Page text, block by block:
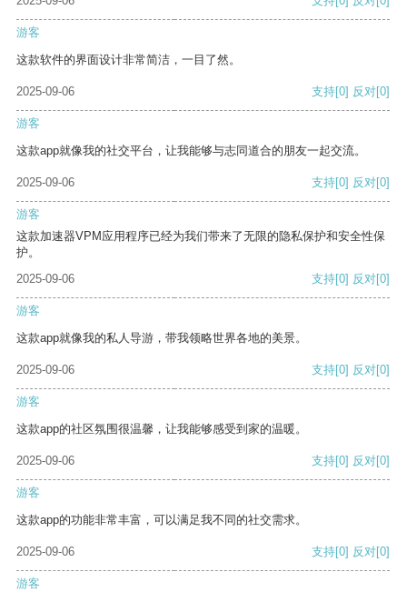
游客
这款软件的界面设计非常简洁，一目了然。
2025-09-06 支持[0] 反对[0]
游客
这款app就像我的社交平台，让我能够与志同道合的朋友一起交流。
2025-09-06 支持[0] 反对[0]
游客
这款加速器VPM应用程序已经为我们带来了无限的隐私保护和安全性保
护。
2025-09-06
支持[0] 反对[0]
游客
这款app就像我的私人导游，带我领略世界各地的美景。
2025-09-06 支持[0] 反对[0]
游客
这款app的社区氛围很温馨，让我能够感受到家的温暖。
2025-09-06 支持[0] 反对[0]
游客
这款app的功能非常丰富，可以满足我不同的社交需求。
2025-09-06 支持[0] 反对[0]
游客